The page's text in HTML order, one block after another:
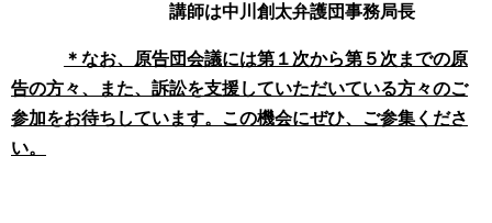
講師は中川創太弁護団事務局長
＊なお、原告団会議には第１次から第５次までの原
告の方々、また、訴訟を支援していただいている方々のご
参加をお待ちしています。この機会にぜひ、ご参集くださ
い。